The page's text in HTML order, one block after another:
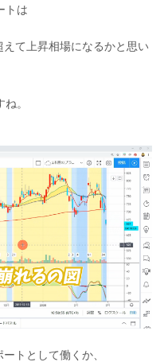
トは
て上昇相場になるかと思い
。
トとして働くか、